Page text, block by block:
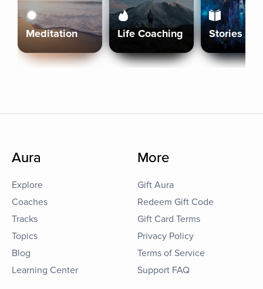
Meditation Life Coaching Stories
Aura
Explore
Coaches
Tracks
Topics
Blog
Learning Center
More
Gift Aura
Redeem Gift Code
Gift Card Terms
Privacy Policy
Terms of Service
Support FAQ